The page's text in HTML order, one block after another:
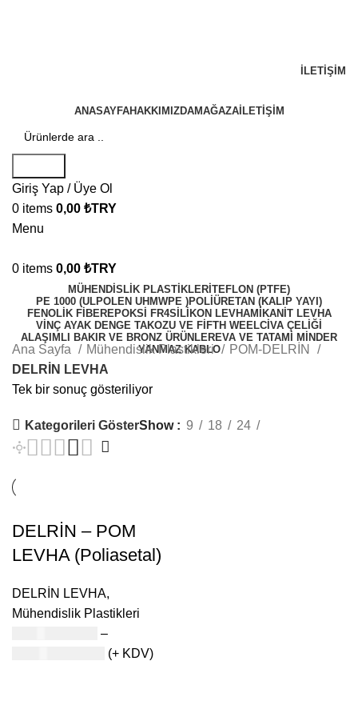
İLETIŞIM
ANASAYFAHAKKIMIZDAMAĞAZAİLETIŞIM
Giriş Yap / Üye Ol
0 items 0,00 ₺TRY
Menu
0 items 0,00 ₺TRY
MÜHENDISLIK PLASTIKLERI TEFLON (PTFE)
PE 1000 (ULPOLEN UHMWPE )POLİÜRETAN (KALIP YAYI)
FENOLİK FİBEREPOKSİ FR4SİLİKON LEVHAMİKANİT LEVHA
VİNÇ AYAK DENGE TAKOZU VE FİFTH WEELCIVA ÇELIĞI
ALAŞIMLI BAKIR VE BRONZ ÜRÜNLEREVA VE TATAMİ MİNDER
YANMAZ KABLO
Ana Sayfa Mühendislik Plastikleri
POM-DELRİN
DELRİN LEVHA
Tek bir sonuç gösteriliyor
Kategorileri GösterShow 9 18 24
DELRİN – POM
LEVHA (Poliasetal)
DELRİN LEVHA,
Mühendislik Plastikleri
–
(+ KDV)